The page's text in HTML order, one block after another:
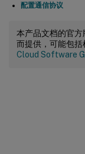
配置通信协议
本产品文档的官
而提供，可能包
Cloud Software